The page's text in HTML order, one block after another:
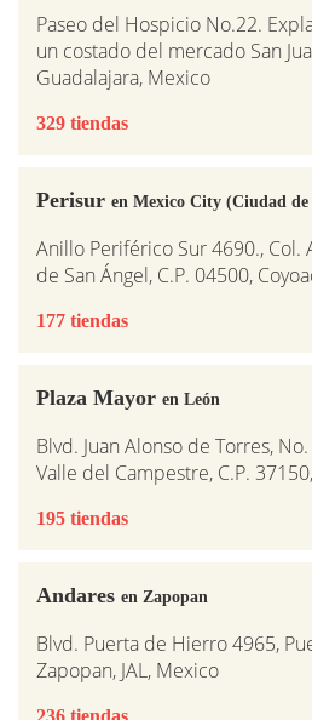
Paseo del Hospicio No.22.
un costado del mercado San
Guadalajara, Mexico
329 tiendas
Perisur en Mexico City (Ciudad de
Anillo Periférico Sur 4690., Col.
de San Ángel, C.P. 04500,
177 tiendas
Plaza Mayor en León
Blvd. Juan Alonso de Torres,
Valle del Campestre, C.P.
195 tiendas
Andares en Zapopan
Blvd. Puerta de Hierro 4965,
Zapopan, JAL, Mexico
236 tiendas